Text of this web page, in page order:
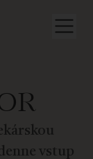
vstup